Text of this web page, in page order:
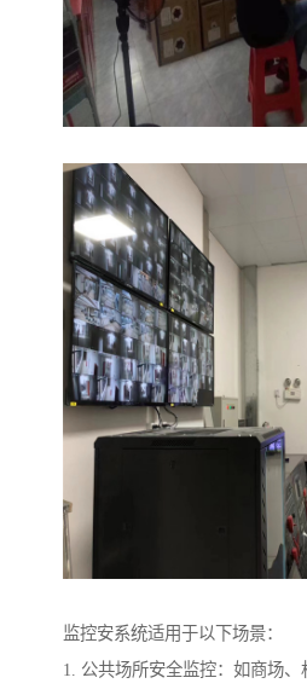
监控安系统适用于以下场景：
1. 公共场所安全监控：如商场